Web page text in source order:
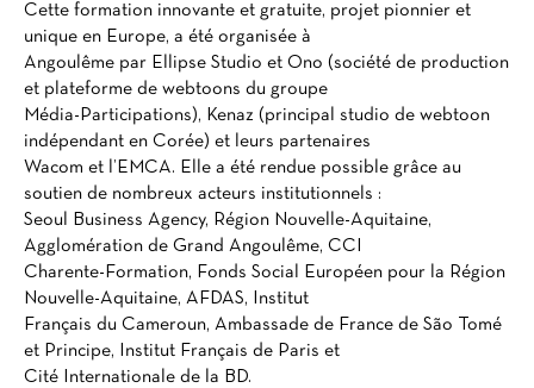
Cette formation innovante et gratuite, projet pionnier et
unique en Europe, a été organisée à
Angoulême par Ellipse Studio et Ono (société de production
et plateforme de webtoons du groupe
Média-Participations), Kenaz (principal studio de webtoon
indépendant en Corée) et leurs partenaires
Wacom et l’EMCA. Elle a été rendue possible grâce au
soutien de nombreux acteurs institutionnels :
Seoul Business Agency, Région Nouvelle-Aquitaine,
Agglomération de Grand Angoulême, CCI
Charente-Formation, Fonds Social Européen pour la Région
Nouvelle-Aquitaine, AFDAS, Institut
Français du Cameroun, Ambassade de France de São Tomé
et Principe, Institut Français de Paris et
Cité Internationale de la BD.